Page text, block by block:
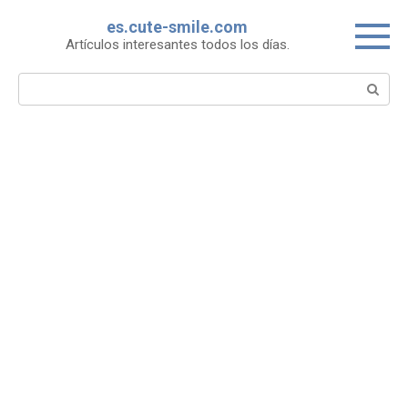
es.cute-smile.com
Artículos interesantes todos los días.
Search: